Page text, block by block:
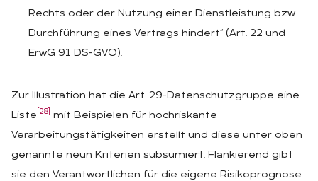
Rechts oder der Nutzung einer Dienstleistung bzw.
Durchführung eines Vertrags hindert“ (Art. 22 und
ErwG 91 DS-GVO).
Zur Illustration hat die Art. 29-Datenschutzgruppe eine
Liste [28]
mit Beispielen für hochriskante
Verarbeitungstätigkeiten erstellt und diese unter oben
genannte neun Kriterien subsumiert. Flankierend gibt
sie den Verantwortlichen für die eigene Risikoprognose